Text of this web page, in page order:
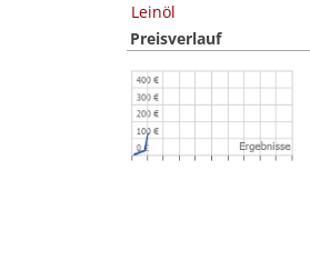
Leinöl
Preisverlauf